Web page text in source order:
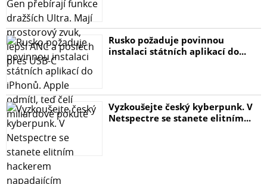
Rusko požaduje povinnou
instalaci státních aplikací do...
Vyzkoušejte český kyberpunk. V
Netspectre se stanete elitním...